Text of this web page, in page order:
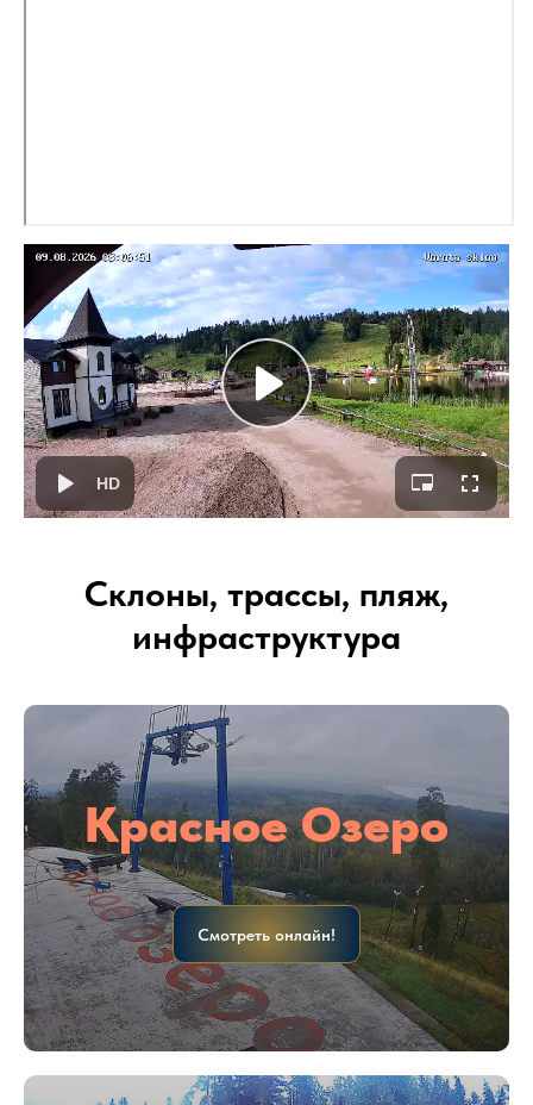
Склоны, трассы, пляж,
инфраструктура
Красное Озеро
Смотреть онлайн!